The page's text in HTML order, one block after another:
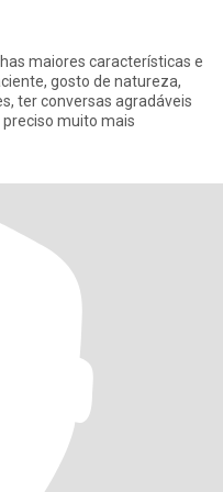
maiores características e
gosto de natureza,
ter conversas agradáveis
muito mais